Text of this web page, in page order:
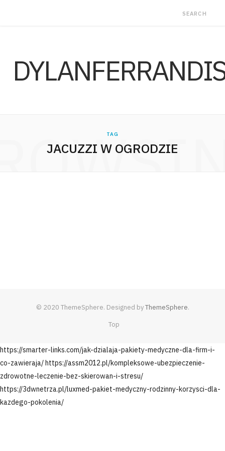
TAG
JACUZZI W OGRODZIE
© 2020 ThemeSphere. Designed byThemeSphere.
Top
https://smarter-links.com/jak-dzialaja-pakiety-medyczne-dla-firm-i-
co-zawieraja/https://assm2012.pl/kompleksowe-ubezpieczenie-
zdrowotne-leczenie-bez-skierowan-i-stresu/
https://3dwnetrza.pl/luxmed-pakiet-medyczny-rodzinny-korzysci-dla-
kazdego-pokolenia/